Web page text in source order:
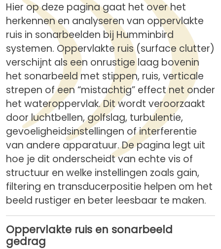
Hier op deze pagina gaat het over het
herkennen en analyseren van oppervlakte
ruis in sonarbeelden bij Humminbird
systemen. Oppervlakte ruis (surface clutter)
verschijnt als een onrustige laag bovenin
het sonarbeeld met stippen, ruis, verticale
strepen of een “mistachtig” effect net onder
het wateroppervlak. Dit wordt veroorzaakt
door luchtbellen, golfslag, turbulentie,
gevoeligheidsinstellingen of interferentie
van andere apparatuur. De pagina legt uit
hoe je dit onderscheidt van echte vis of
structuur en welke instellingen zoals gain,
filtering en transducerpositie helpen om het
beeld rustiger en beter leesbaar te maken.
Oppervlakte ruis en sonarbeeld
gedrag